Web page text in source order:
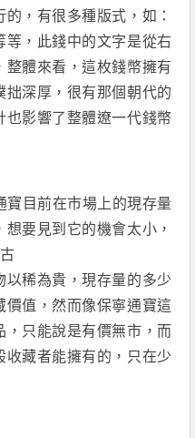
，有很多種版式，如：
等，此錢中的文字是從右
體來看，這枚錢幣擁有
深厚，很有那個朝代的
也影響了整體遼一代錢幣
目前在市場上的現存量
要見到它的機會太小，
以稀為貴，現存量的多少
價值，然而像保寧通寶這
只能說是有價無市，而
收藏者能擁有的，只在少